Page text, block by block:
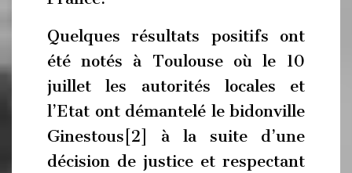
Quelques résultats positifs ont
été notés à Toulouse où le 10
juillet les autorités locales et
l’Etat ont démantelé le bidonville
Ginestous[2] à la suite d’une
décision de justice et respectant